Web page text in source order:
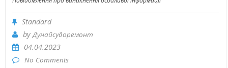
Standard
byДунайсудоремонт
04.04.2023
No Comments